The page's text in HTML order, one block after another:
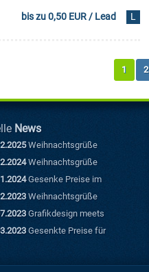
bis zu 0,50 EUR / Lead L
1 2
News
Weihnachtsgrüße
Weihnachtsgrüße
Gesenke Preise im
Weihnachtsgrüße
Grafikdesign meets
Mit kreativen
Gesenkte Preise für